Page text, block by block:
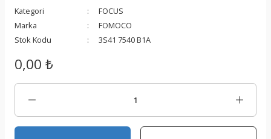
Kategori
FOCUS
Marka
FOMOCO
Stok Kodu
3S41 7540 B1A
0,00 ₺